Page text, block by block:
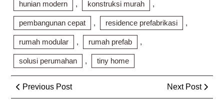
hunian modern , konstruksi murah ,
pembangunan cepat , residence prefabrikasi ,
rumah modular , rumah prefab ,
solusi perumahan , tiny home
Post
navigation
Previous PostPrevious
Post
Next Post
Next
Post